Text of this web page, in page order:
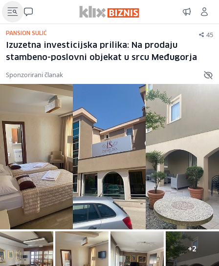
PANSION SULIĆ 45
Izuzetna investicijska prilika: Na prodaju
stambeno-poslovni objekat u srcu Međugorja
Sponzorirani članak
+2